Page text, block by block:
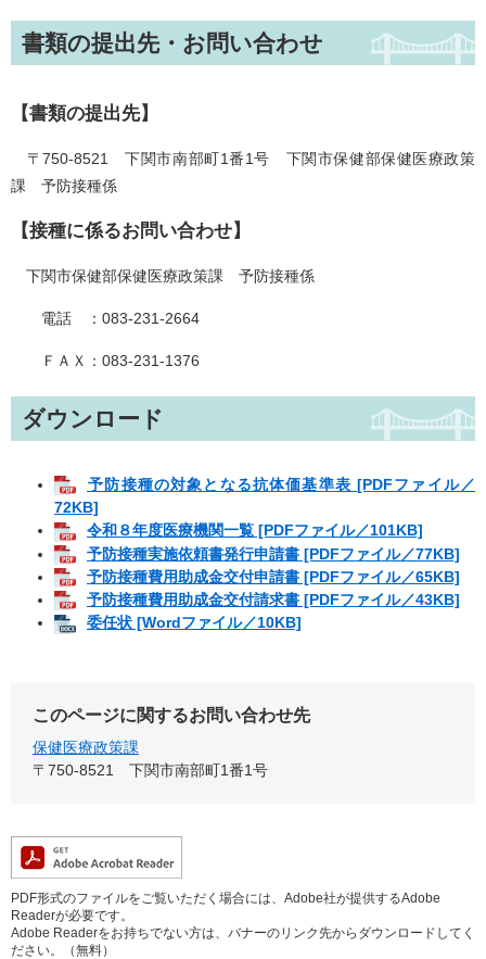
書類の提出先・お問い合わせ
【書類の提出先】
〒750-8521 下関市南部町1番1号 下関市保健部保健医療政策
課 予防接種係
【接種に係るお問い合わせ】
下関市保健部保健医療政策課 予防接種係
電話 ：083-231-2664
ＦＡＸ：083-231-1376
ダウンロード
予防接種の対象となる抗体価基準表 [PDFファイル／
72KB]
令和８年度医療機関一覧 [PDFファイル／101KB]
予防接種実施依頼書発行申請書 [PDFファイル／77KB]
予防接種費用助成金交付申請書 [PDFファイル／65KB]
予防接種費用助成金交付請求書 [PDFファイル／43KB]
委任状 [Wordファイル／10KB]
このページに関するお問い合わせ先
保健医療政策課
〒750-8521
下関市南部町1番1号
PDF形式のファイルをご覧いただく場合には、Adobe社が提供するAdobe
Readerが必要です。
Adobe Readerをお持ちでない方は、バナーのリンク先からダウンロードしてく
ださい。（無料）